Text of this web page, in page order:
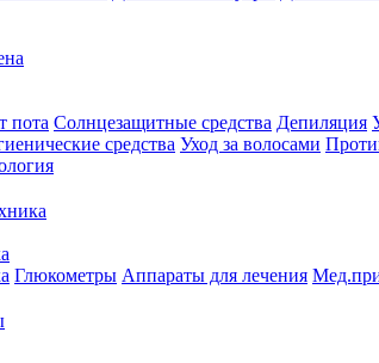
пота Солнцезащитные средства Депиляция
средства Уход за волосами
Глюкометры Аппараты для лечения